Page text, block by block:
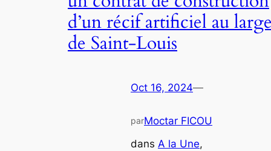
d’un récif artificiel au
de Saint-Louis
Oct 16, 2024—
parMoctar FICOU
dans A la Une